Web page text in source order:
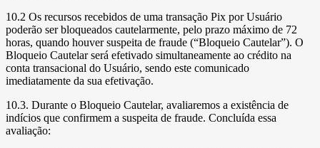
10.2 Os recursos recebidos de uma transação Pix por Usuário
poderão ser bloqueados cautelarmente, pelo prazo máximo de 72
horas, quando houver suspeita de fraude (“Bloqueio Cautelar”). O
Bloqueio Cautelar será efetivado simultaneamente ao crédito na
conta transacional do Usuário, sendo este comunicado
imediatamente da sua efetivação.
10.3. Durante o Bloqueio Cautelar, avaliaremos a existência de
indícios que confirmem a suspeita de fraude. Concluída essa
avaliação: